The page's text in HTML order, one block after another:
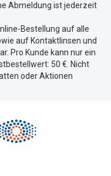
Abmeldung ist jederzeit
Bestellung auf alle
auf Kontaktlinsen und
Pro Kunde kann nur ein
50 €. Nicht
oder Aktionen